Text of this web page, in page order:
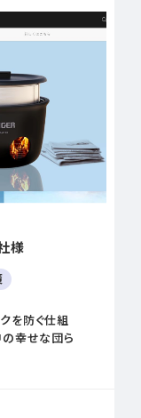
様
を防ぐ仕組
幸せな団ら